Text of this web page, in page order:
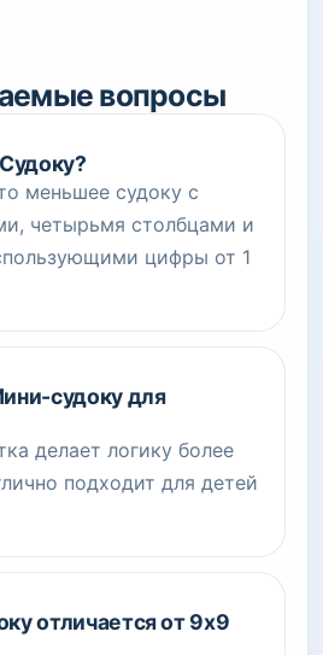
вопросы
меньшее судоку с
четырьмя столбцами и
цифры от 1
судоку для
делает логику более
подходит для детей
отличается от 9x9